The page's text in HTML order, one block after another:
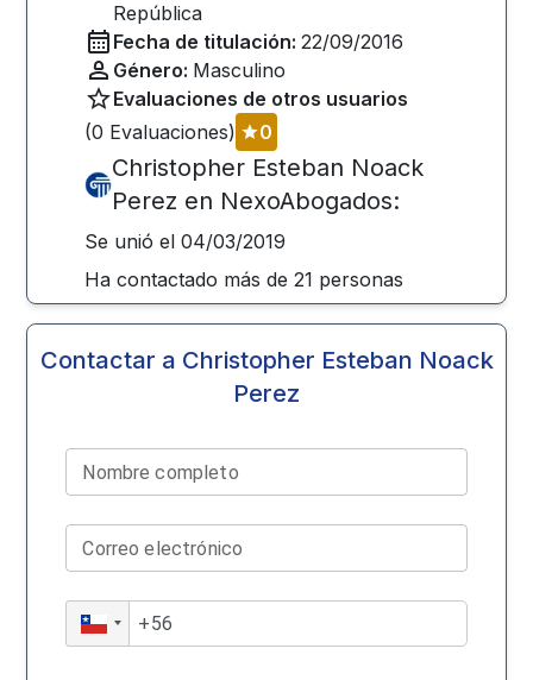
República
Fecha de titulación: 22/09/2016
Género: Masculino
Evaluaciones de otros usuarios
(0 Evaluaciones) 0
Christopher Esteban Noack
Perez en NexoAbogados:
Se unió el 04/03/2019
Ha contactado más de21 personas
Contactar a Christopher Esteban Noack
Perez
Nombre completo
Correo electrónico